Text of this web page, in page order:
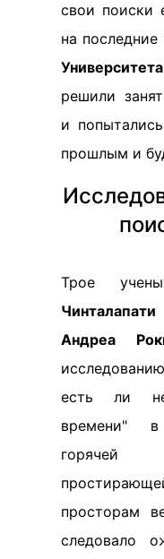
свои поиски
на
решили
и
прошлым и
Трое
Андреа
есть ли
времени"
горячей
просторам
следовало